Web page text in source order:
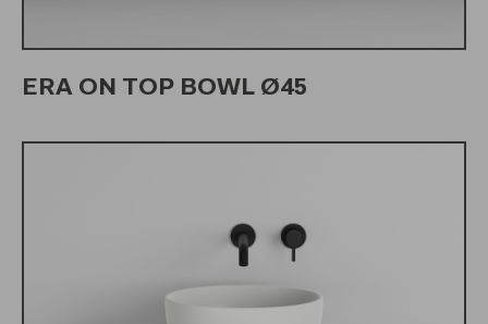
ERA ON TOP BOWL Ø45